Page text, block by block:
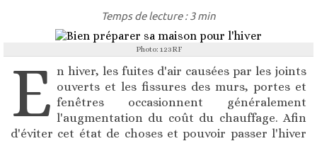
Temps de lecture : 3 min
Photo: 123RF
E n hiver, les fuites d'air causées par les joints
ouverts et les fissures des murs, portes et
fenêtres occasionnent généralement
l'augmentation du coût du chauffage. Afin
d'éviter cet état de choses et pouvoir passer l'hiver